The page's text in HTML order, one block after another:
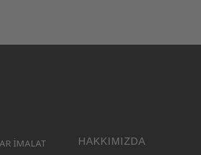
İMALAT
HAKKIMIZDA